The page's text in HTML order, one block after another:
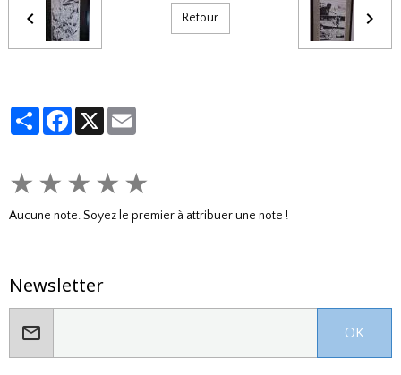
Retour
PartagerFacebook
X
★ ★ ★ ★ ★
Aucune note. Soyez le premier à attribuer une note !
Newsletter
OK